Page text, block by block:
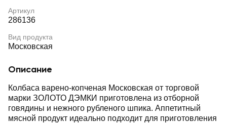
Артикул
286136
Вид продукта
Московская
Описание
Колбаса варено-копченая Московская от торговой
марки ЗОЛОТО ДЭМКИ приготовлена из отборной
говядины и нежного рубленого шпика. Аппетитный
мясной продукт идеально подходит для приготовления